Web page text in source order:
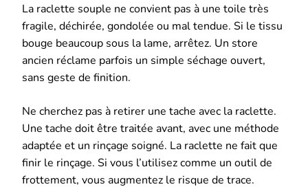
La raclette souple ne convient pas à une toile très
fragile, déchirée, gondolée ou mal tendue. Si le tissu
bouge beaucoup sous la lame, arrêtez. Un store
ancien réclame parfois un simple séchage ouvert,
sans geste de finition.
Ne cherchez pas à retirer une tache avec la raclette.
Une tache doit être traitée avant, avec une méthode
adaptée et un rinçage soigné. La raclette ne fait que
finir le rinçage. Si vous l’utilisez comme un outil de
frottement, vous augmentez le risque de trace.